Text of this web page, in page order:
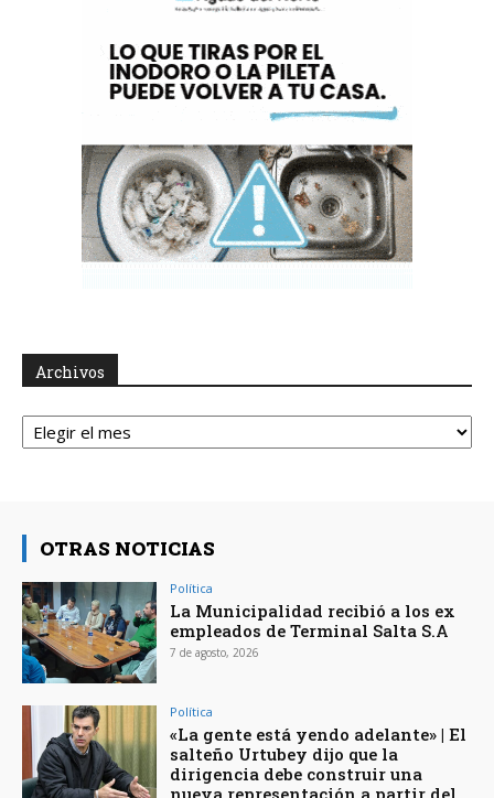
Archivos
Archivos
OTRAS NOTICIAS
Política
La Municipalidad recibió a los ex
empleados de Terminal Salta S.A
7 de agosto, 2026
Política
«La gente está yendo adelante» | El
salteño Urtubey dijo que la
dirigencia debe construir una
nueva representación a partir del